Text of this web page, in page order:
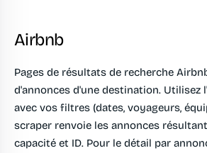
Airbnb
Pages de résultats de recherche
d'annonces d'une destination. Utilisez
avec vos filtres (dates, voyageurs,
scraper renvoie les annonces
capacité et ID. Pour le détail par